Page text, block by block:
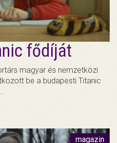
fődíját
magyar és nemzetközi
be a budapesti Titanic
magazin